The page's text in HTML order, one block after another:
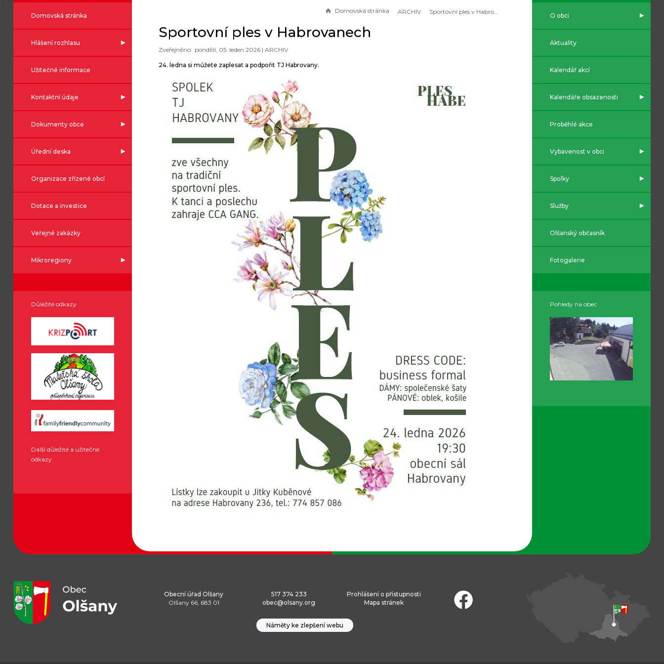
Domovská stránka
Hlášení rozhlasu
Užitečné informace
Kontaktní údaje
Dokumenty obce
Úřední deska
Organizace zřízené obcí
Dotace a investice
Veřejné zakázky
Mikroregiony
Důležité odkazy
Další důležité a užitečné
odkazy
Domovská stránka ARCHIV Sportovní ples v Habrovanech
Sportovní ples v Habrovanech
pondělí, 05. leden 2026 | ARCHIV
24. ledna si můžete zaplesat a podpořit TJ Habrovany.
O obci
Aktuality
Kalendář akcí
Kalendáře obsazenosti
Proběhlé akce
Vybavenost v obci
Spolky
Služby
Olšanský občasník
Fotogalerie
Pohledy na obec
Obecní úřad Olšany
Olšany 66, 683 01
517 374 233
obec@olsany.org
Prohlášení o přístupnosti
Mapa stránek
Náměty ke zlepšení webu